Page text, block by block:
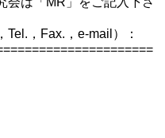
，Fax.，e-mail）：